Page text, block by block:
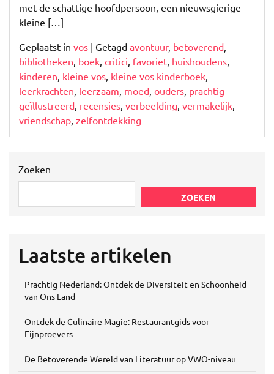
met de schattige hoofdpersoon, een nieuwsgierige
kleine […]
Geplaatst in vos | Getagd avontuur, betoverend,
bibliotheken, boek, critici, favoriet, huishoudens,
kinderen, kleine vos, kleine vos kinderboek,
leerkrachten, leerzaam, moed, ouders, prachtig
geïllustreerd, recensies, verbeelding, vermakelijk,
vriendschap, zelfontdekking
Zoeken
ZOEKEN
Laatste artikelen
Prachtig Nederland: Ontdek de Diversiteit en Schoonheid
van Ons Land
Ontdek de Culinaire Magie: Restaurantgids voor
Fijnproevers
De Betoverende Wereld van Literatuur op VWO-niveau